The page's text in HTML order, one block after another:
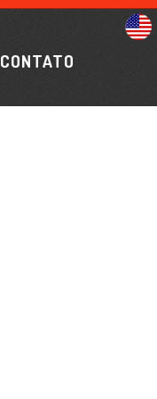
CONTATO